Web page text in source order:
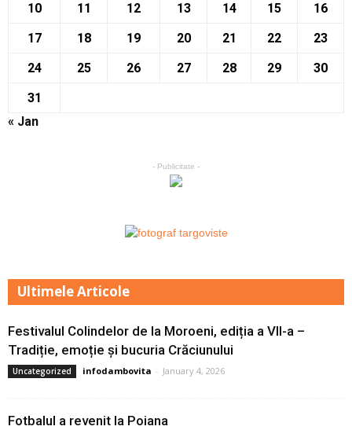
10
11 12 13 14 15
16
17
18 19 20 21 22
23
24
25 26 27 28 29
30
31
« Jan
- Publicitate -
Ultimele Articole
Festivalul Colindelor de la Moroeni, ediția a VII-a –
Tradiție, emoție și bucuria Crăciunului
Uncategorized infodambovita - January 4, 2026
Fotbalul a revenit la Poiana